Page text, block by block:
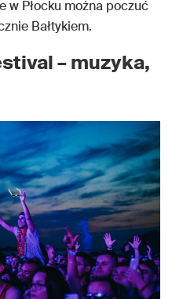
w Płocku można poczuć
Bałtykiem.
– muzyka,